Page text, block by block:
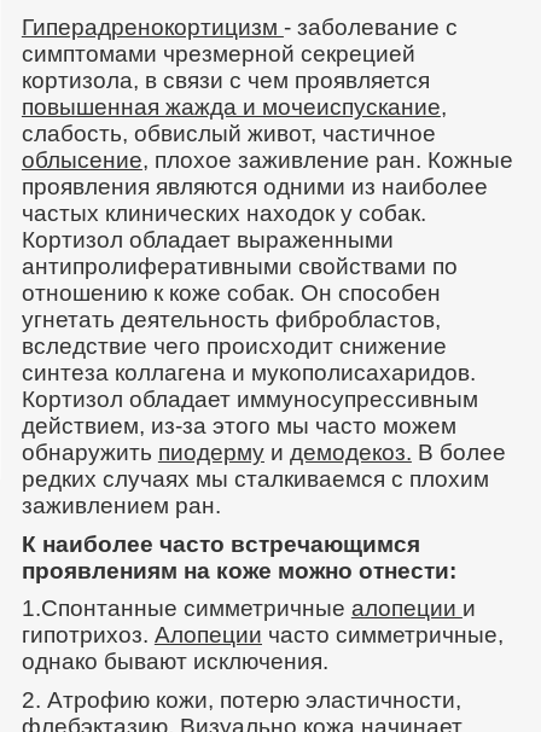
Гиперадренокортицизм - заболевание с
симптомами чрезмерной секрецией
кортизола, в связи с чем проявляется
повышенная жажда и мочеиспускание,
слабость, обвислый живот, частичное
облысение, плохое заживление ран. Кожные
проявления являются одними из наиболее
частых клинических находок у собак.
Кортизол обладает выраженными
антипролиферативными свойствами по
отношению к коже собак. Он способен
угнетать деятельность фибробластов,
вследствие чего происходит снижение
синтеза коллагена и мукополисахаридов.
Кортизол обладает иммуносупрессивным
действием, из-за этого мы часто можем
обнаружить пиодермуи демодекоз. В более
редких случаях мы сталкиваемся с плохим
заживлением ран.
К наиболее часто встречающимся
проявлениям на коже можно отнести:
1.Спонтанные симметричные алопеции и
гипотрихоз. Алопеции часто симметричные,
однако бывают исключения.
2. Атрофию кожи, потерю эластичности,
флебэктазию. Визуально кожа начинает